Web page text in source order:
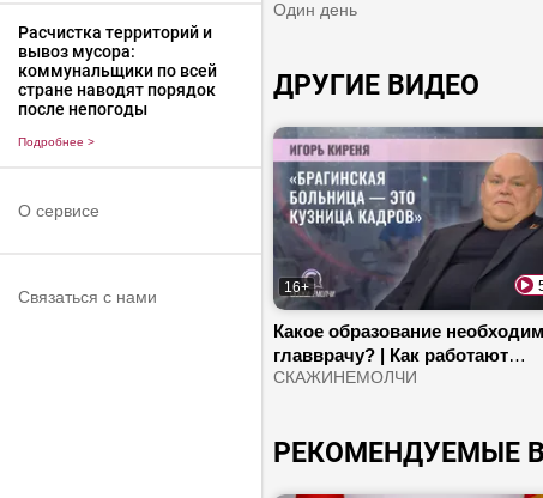
Расчистка территорий и
вывоз мусора:
коммунальщики по всей
стране наводят порядок
после непогоды
Подробнее >
О сервисе
Связаться с нами
экосистему? | Почему опыт
Один день
ДРУГИЕ ВИДЕО
16+
Какое образование
главврачу? | Как работают
передвижные ФАПы? | Про
СКАЖИНЕМОЛЧИ
РЕКОМЕНДУЕМЫЕ